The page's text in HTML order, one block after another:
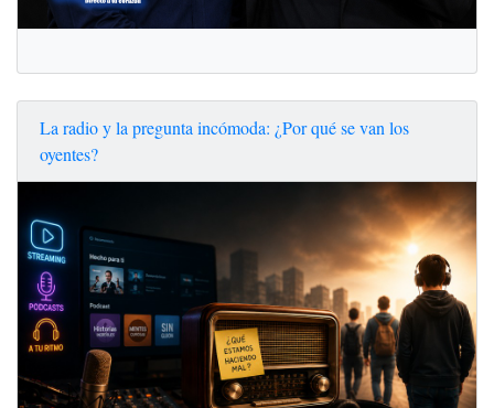
La radio y la pregunta incómoda: ¿Por qué se van los
oyentes?